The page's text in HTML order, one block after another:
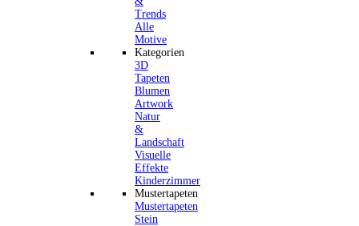
Trends
Alle
Motive
Kategorien
3D
Tapeten
Blumen
Artwork
Natur
&
Landschaft
Visuelle
Effekte
Kinderzimmer
Mustertapeten
Mustertapeten
Stein